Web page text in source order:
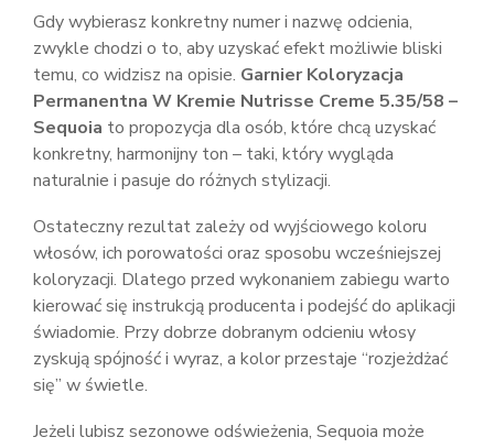
Gdy wybierasz konkretny numer i nazwę odcienia,
zwykle chodzi o to, aby uzyskać efekt możliwie bliski
temu, co widzisz na opisie. Garnier Koloryzacja
Permanentna W Kremie Nutrisse Creme 5.35/58 –
Sequoia to propozycja dla osób, które chcą uzyskać
konkretny, harmonijny ton – taki, który wygląda
naturalnie i pasuje do różnych stylizacji.
Ostateczny rezultat zależy od wyjściowego koloru
włosów, ich porowatości oraz sposobu wcześniejszej
koloryzacji. Dlatego przed wykonaniem zabiegu warto
kierować się instrukcją producenta i podejść do aplikacji
świadomie. Przy dobrze dobranym odcieniu włosy
zyskują spójność i wyraz, a kolor przestaje “rozjeżdżać
się” w świetle.
Jeżeli lubisz sezonowe odświeżenia, Sequoia może